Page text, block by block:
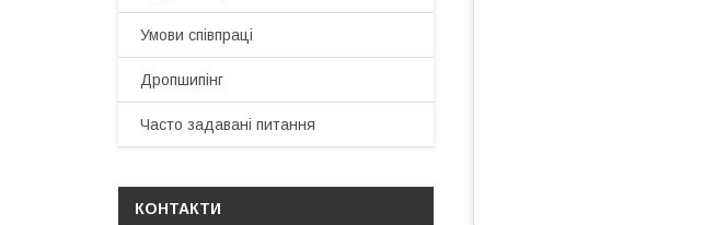
Умови співпраці
Дропшипінг
Часто задавані питання
КОНТАКТИ